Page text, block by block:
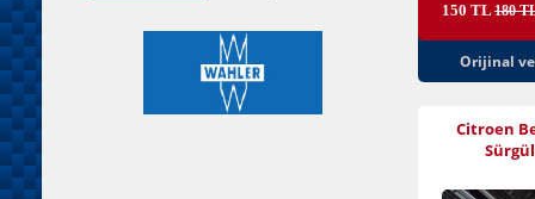
150 TL 180
Orijinal ve
Citroen